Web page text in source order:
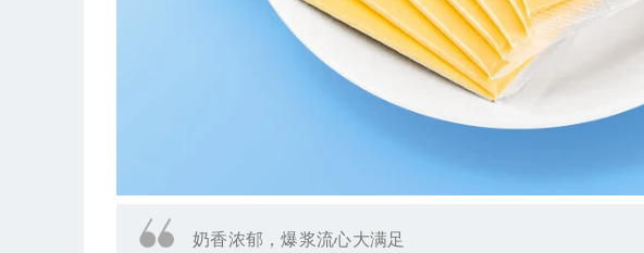
奶香浓郁，爆浆流心大满足